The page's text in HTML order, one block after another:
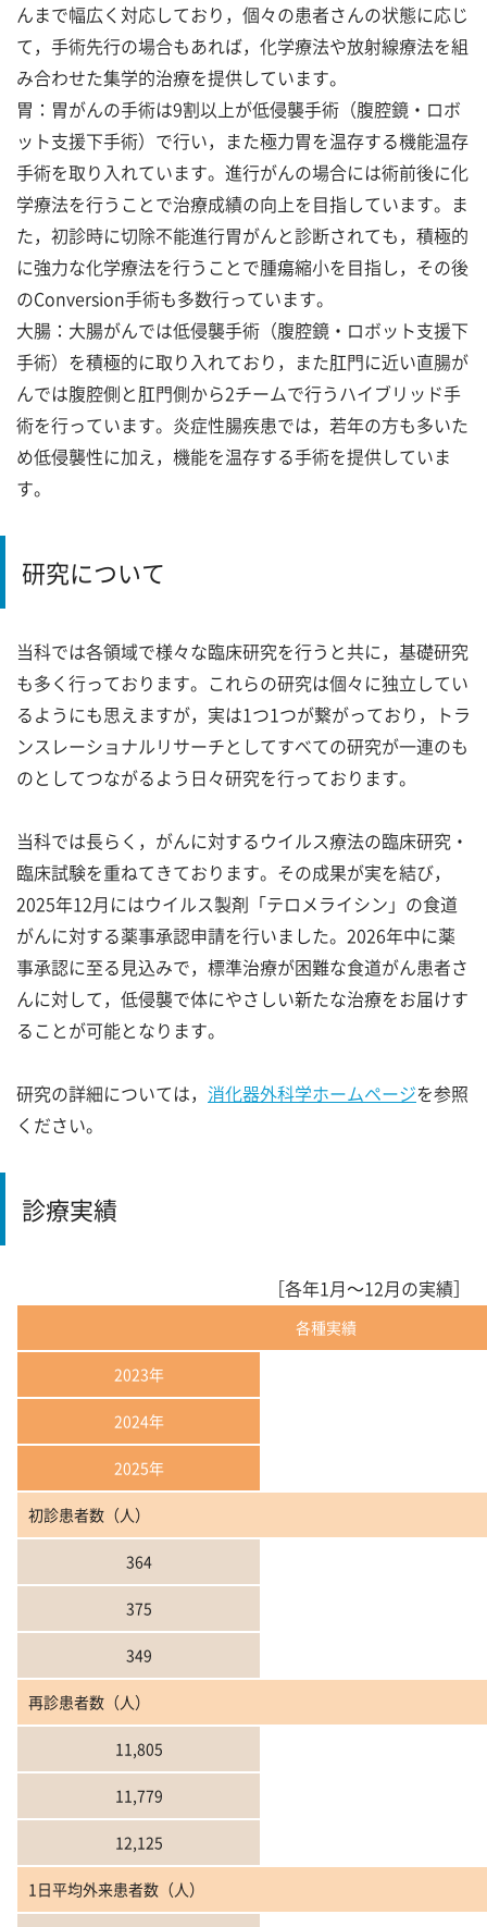
んまで幅広く対応しており，個々の患者さんの状態に応じ
て，手術先行の場合もあれば，化学療法や放射線療法を組
み合わせた集学的治療を提供しています。
胃：胃がんの手術は9割以上が低侵襲手術（腹腔鏡・ロボ
ット支援下手術）で行い，また極力胃を温存する機能温存
手術を取り入れています。進行がんの場合には術前後に化
学療法を行うことで治療成績の向上を目指しています。ま
た，初診時に切除不能進行胃がんと診断されても，積極的
に強力な化学療法を行うことで腫瘍縮小を目指し，その後
のConversion手術も多数行っています。
大腸：大腸がんでは低侵襲手術（腹腔鏡・ロボット支援下
手術）を積極的に取り入れており，また肛門に近い直腸が
んでは腹腔側と肛門側から2チームで行うハイブリッド手
術を行っています。炎症性腸疾患では，若年の方も多いた
め低侵襲性に加え，機能を温存する手術を提供していま
す。
研究について
当科では各領域で様々な臨床研究を行うと共に，基礎研究
も多く行っております。これらの研究は個々に独立してい
るようにも思えますが，実は1つ1つが繋がっており，トラ
ンスレーショナルリサーチとしてすべての研究が一連のも
のとしてつながるよう日々研究を行っております。
当科では長らく，がんに対するウイルス療法の臨床研究・
臨床試験を重ねてきております。その成果が実を結び，
2025年12月にはウイルス製剤「テロメライシン」の食道
がんに対する薬事承認申請を行いました。2026年中に薬
事承認に至る見込みで，標準治療が困難な食道がん患者さ
んに対して，低侵襲で体にやさしい新たな治療をお届けす
ることが可能となります。
研究の詳細については， 消化器外科学ホームページを参照
ください。
診療実績
［各年1月～12月の実績］
各種実績
2023年
2024年
2025年
初診患者数（人）
364
375
349
再診患者数（人）
11,805
11,779
12,125
1日平均外来患者数（人）